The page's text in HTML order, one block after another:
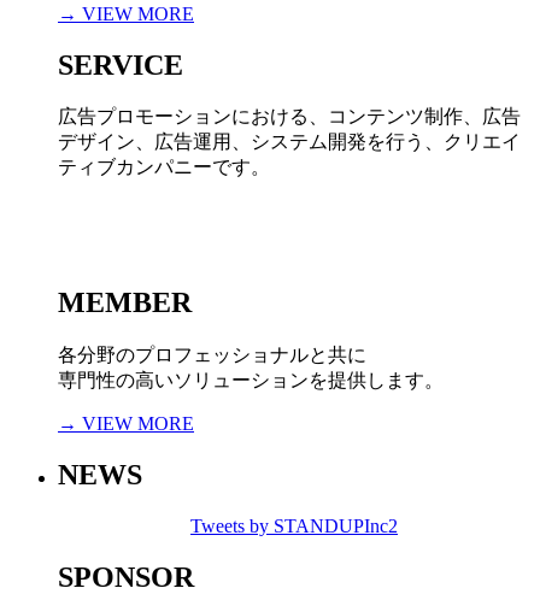
→ VIEW MORE
SERVICE
広告プロモーションにおける、コンテンツ制作、広告
デザイン、広告運用、システム開発を行う、
クリエイ
ティブカンパニーです。
MEMBER
各分野のプロフェッショナルと共に
専門性の高いソリューションを提供します。
→ VIEW MORE
NEWS
Tweets by STANDUPInc2
SPONSOR